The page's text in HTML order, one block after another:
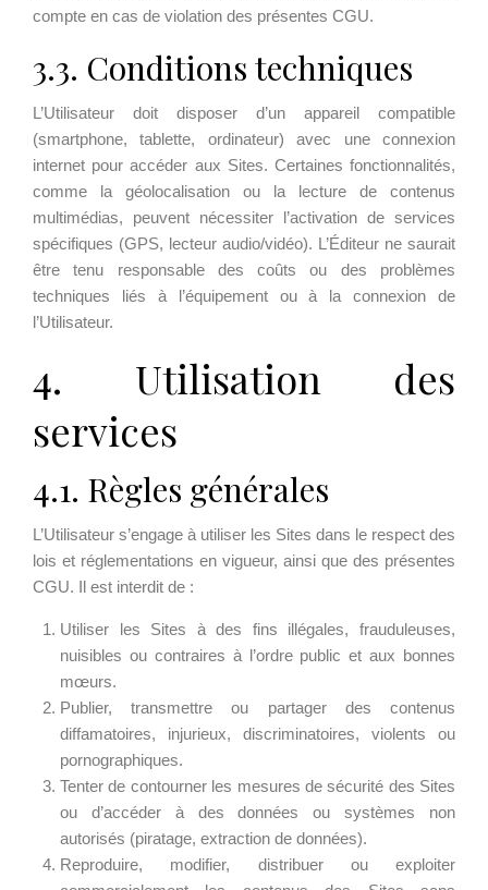
compte en cas de violation des présentes CGU.
3.3. Conditions techniques
L’Utilisateur doit disposer d’un appareil compatible
(smartphone, tablette, ordinateur) avec une connexion
internet pour accéder aux Sites. Certaines fonctionnalités,
comme la géolocalisation ou la lecture de contenus
multimédias, peuvent nécessiter l’activation de services
spécifiques (GPS, lecteur audio/vidéo). L’Éditeur ne saurait
être tenu responsable des coûts ou des problèmes
techniques liés à l’équipement ou à la connexion de
l’Utilisateur.
4. Utilisation des
services
4.1. Règles générales
L’Utilisateur s’engage à utiliser les Sites dans le respect des
lois et réglementations en vigueur, ainsi que des présentes
CGU. Il est interdit de :
Utiliser les Sites à des fins illégales, frauduleuses,
nuisibles ou contraires à l’ordre public et aux bonnes
mœurs.
Publier, transmettre ou partager des contenus
diffamatoires, injurieux, discriminatoires, violents ou
pornographiques.
Tenter de contourner les mesures de sécurité des Sites
ou d’accéder à des données ou systèmes non
autorisés (piratage, extraction de données).
Reproduire, modifier, distribuer ou exploiter